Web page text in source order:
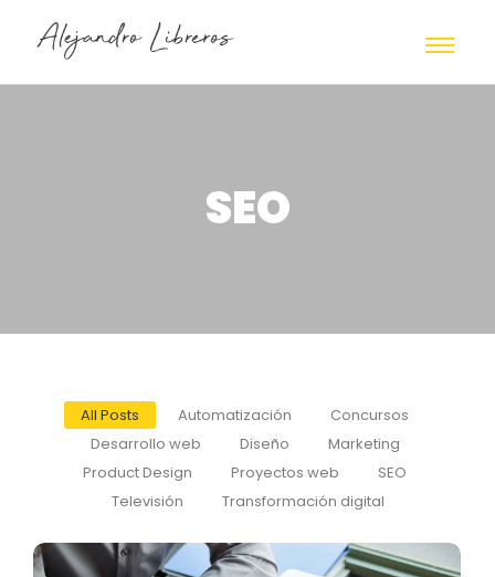
SEO
All Posts Automatización
Concursos
Desarrollo web
Diseño
Marketing
Product Design
Proyectos web
SEO
Televisión
Transformación digital